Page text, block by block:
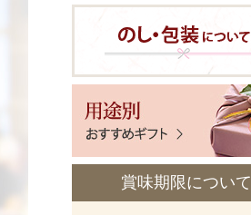
賞味期限について